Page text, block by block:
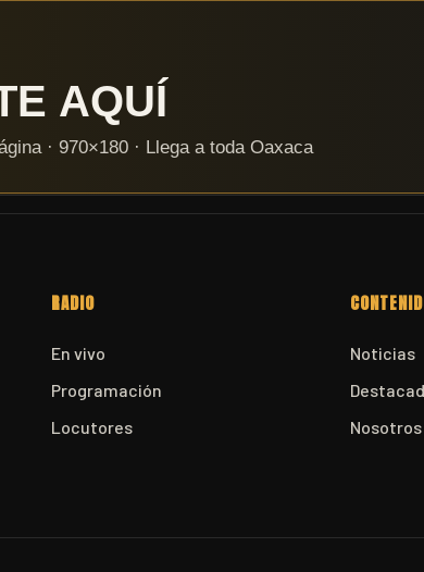
RADIO
En vivo
Programación
Locutores
Noticias
Nosotros